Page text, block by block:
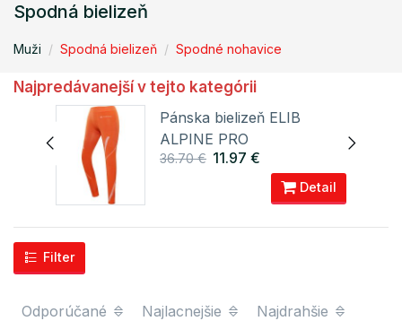
Spodná bielizeň
Muži Spodná bielizeň Spodné nohavice
Najpredávanejší v tejto kategórii
Pánska bielizeň ELIB
ALPINE PRO
36.70 € 11.97 €
Detail
Filter
Odporúčané Najlacnejšie Najdrahšie